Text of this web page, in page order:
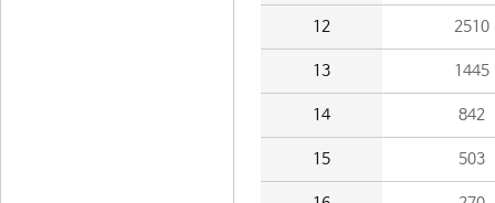
12 2510
13 1445
14 842
15 503